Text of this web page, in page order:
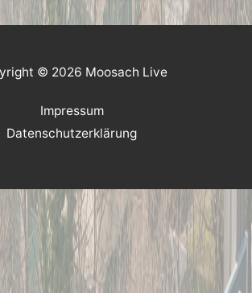
© 2026 Moosach Live
Impressum
Datenschutzerklärung